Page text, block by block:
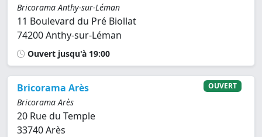
Bricorama Anthy-sur-Léman
11 Boulevard du Pré Biollat
74200 Anthy-sur-Léman
Ouvert jusqu'à 19:00
Bricorama Arès
Bricorama Arès
20 Rue du Temple
33740 Arès
OUVERT